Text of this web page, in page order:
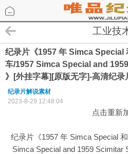
工业技
纪录片《1957 年 Simca Special
车/1957 Simca Special and
》[外挂字幕][原版无字]-高清纪录
纪录片解说素材
2023-8-29 12:48:04
点击重新
纪录片《1957 年 Simca Special
Simca Special and 1959 Scimitar